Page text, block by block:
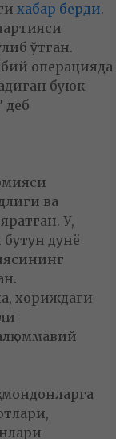
хабар берди.
ўтган.
операцияда
буюк
деб
ва
У,
дунё
хориждаги
оммавий